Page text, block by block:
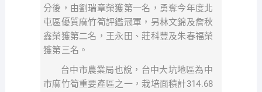
分後，由劉瑞章榮獲第一名，勇奪今年度北
屯區優質麻竹筍評鑑冠軍，另林文錦及詹秋
鑫榮獲第二名，王永田、莊科豐及朱春福榮
獲第三名。
台中市農業局也說，台中大坑地區為中
市麻竹筍重要產區之一，栽培面積計314.68